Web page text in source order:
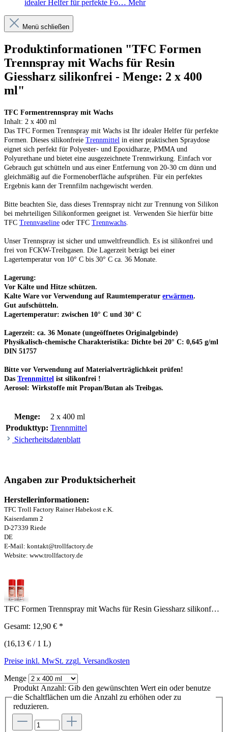
idealer Helfer für perfekte Fo… Mehr
Menü schließen
Produktinformationen "TFC Formen
Trennspray mit Wachs für Resin
Giessharz silikonfrei - Menge: 2 x 400
ml"
TFC Formentrennspray mit Wachs
Inhalt: 2 x 400 ml
Das TFC Formen Trennspray mit Wachs ist Ihr idealer Helfer für perfekte
Formen. Dieses silikonfreie Trennmittel in einer praktischen Spraydose
eignet sich perfekt für Polyester- und Epoxidharze, PMMA und
Polyurethane und bietet eine ausgezeichnete Trennwirkung. Einfach vor
Gebrauch gut schütteln und aus einer Entfernung von 20-30 cm dünn und
gleichmäßig auf die Formenoberfläche aufsprühen. Für ein perfektes
Ergebnis kann der Trennfilm nachgewischt werden.
Bitte beachten Sie, dass dieses Trennspray nicht zur Trennung von Silikon
bei mehrteiligen Silikonformen geeignet ist. Verwenden Sie hierfür bitte
TFC Trennvaseline oder TFC Trennwachs.
Unser Trennspray ist sicher und umweltfreundlich. Es ist silikonfrei und
frei von FCKW-Treibgasen. Die Lagerzeit beträgt bei einer
Lagertemperatur von 10° C bis 30° C ca. 36 Monate.
Lagerung:
Vor Kälte und Hitze schützen.
Kalte Ware vor Verwendung auf Raumtemperatur erwärmen.
Gut aufschütteln.
Lagertemperatur: zwischen 10° C und 30° C
Lagerzeit: ca. 36 Monate (ungeöffnetes Originalgebinde)
Physikalisch-chemische Charakteristika: Dichte bei 20° C: 0,645 g/ml
DIN 51757
Bitte vor Verwendung auf Materialverträglichkeit prüfen!
Das Trennmittel ist silikonfrei !
Aerosol: Wirkstoffe mit Propan/Butan als Treibgas.
Menge:
2 x 400 ml
Produkttyp: Trennmittel
Sicherheitsdatenblatt
Angaben zur Produktsicherheit
Herstellerinformationen:
TFC Troll Factory Rainer Habekost e.K.
Kaiserdamm 2
D-27339 Riede
DE
E-Mail: kontakt@trollfactory.de
Website: www.trollfactory.de
TFC Formen Trennspray mit Wachs für Resin Giessharz silikonf…
Gesamt: 12,90 € *
(16,13 € / 1 L)
Preise inkl. MwSt. zzgl. Versandkosten
Menge
Produkt Anzahl: Gib den gewünschten Wert ein oder benutze
die Schaltflächen um die Anzahl zu erhöhen oder zu
reduzieren.